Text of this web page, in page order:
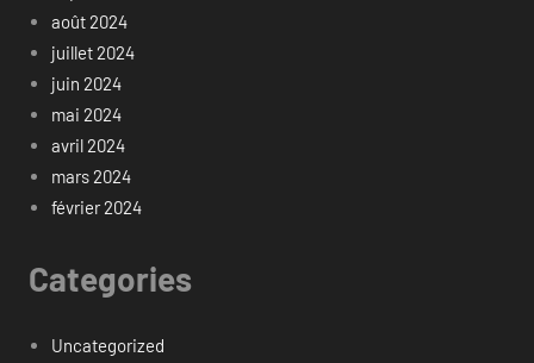
août 2024
juillet 2024
juin 2024
mai 2024
avril 2024
mars 2024
février 2024
Categories
Uncategorized